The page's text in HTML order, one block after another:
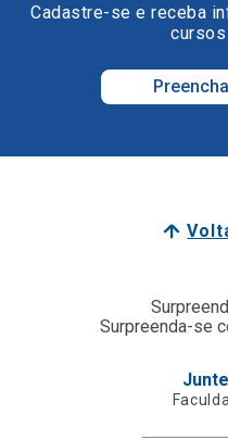
Cadastre-se e receba
Surpreenda-se